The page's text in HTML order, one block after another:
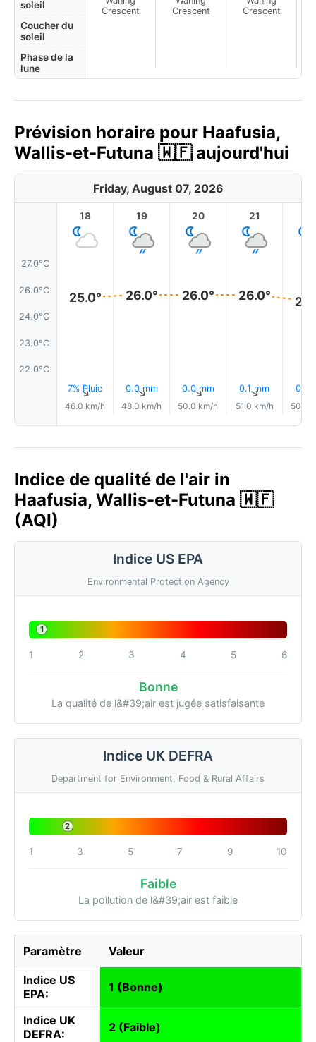
soleil
Coucher du
soleil
Phase de la
lune
Crescent
Crescent
Crescent
Prévision horaire pour Haafusia,
Wallis-et-Futuna 🇼🇫 aujourd'hui
Friday, August 07, 2026
27.0°C
26.0°C
24.0°C
23.0°C
22.0°C
18
25.0°
7% Pluie
↑
46.0 km/h
19
26.0°
0.0 mm
↑
48.0 km/h
20
26.0°
0.0 mm
↑
50.0 km/h
21
26.0°
0.1 mm
↑
51.0 km/h
0.1
50.0
Indice de qualité de l'air in
Haafusia, Wallis-et-Futuna 🇼🇫
(AQI)
Indice US EPA
Environmental Protection Agency
1
1 2 3 4 5 6
Bonne
La qualité de l&#39;air est jugée satisfaisante
Indice UK DEFRA
Department for Environment, Food & Rural Affairs
2
1 3 5 7 9 10
Faible
La pollution de l&#39;air est faible
Paramètre Valeur
Indice US
EPA:
1 (Bonne)
Indice UK
DEFRA:
2 (Faible)